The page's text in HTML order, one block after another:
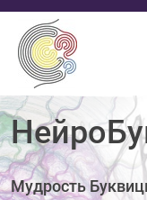
Мудрость